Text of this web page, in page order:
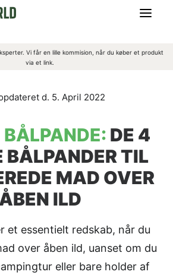
Vi får en lille kommision, når du køber et produkt
via et link.
5. April 2022
BÅLPANDE: DE 4
BÅLPANDER TIL
MAD OVER
ÅBEN ILD
et essentielt redskab, når du
over åben ild, uanset om du
eller bare holder af